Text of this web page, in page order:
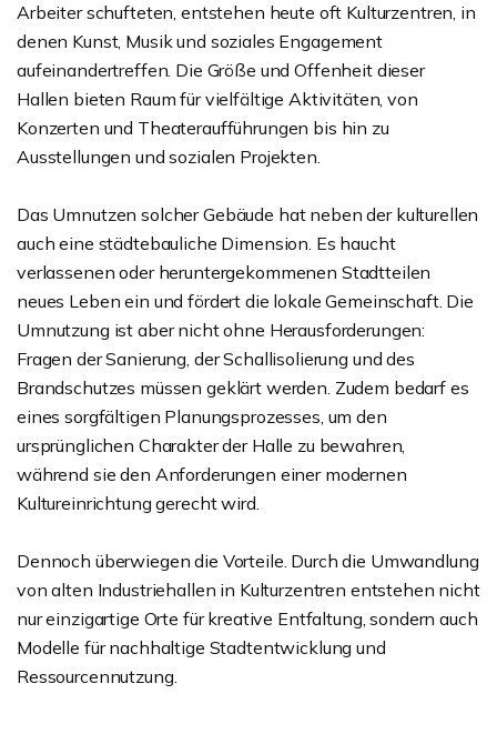
Arbeiter schufteten, entstehen heute oft Kulturzentren, in
denen Kunst, Musik und soziales Engagement
aufeinandertreffen. Die Größe und Offenheit dieser
Hallen bieten Raum für vielfältige Aktivitäten, von
Konzerten und Theateraufführungen bis hin zu
Ausstellungen und sozialen Projekten.
Das Umnutzen solcher Gebäude hat neben der kulturellen
auch eine städtebauliche Dimension. Es haucht
verlassenen oder heruntergekommenen Stadtteilen
neues Leben ein und fördert die lokale Gemeinschaft. Die
Umnutzung ist aber nicht ohne Herausforderungen:
Fragen der Sanierung, der Schallisolierung und des
Brandschutzes müssen geklärt werden. Zudem bedarf es
eines sorgfältigen Planungsprozesses, um den
ursprünglichen Charakter der Halle zu bewahren,
während sie den Anforderungen einer modernen
Kultureinrichtung gerecht wird.
Dennoch überwiegen die Vorteile. Durch die Umwandlung
von alten Industriehallen in Kulturzentren entstehen nicht
nur einzigartige Orte für kreative Entfaltung, sondern auch
Modelle für nachhaltige Stadtentwicklung und
Ressourcennutzung.